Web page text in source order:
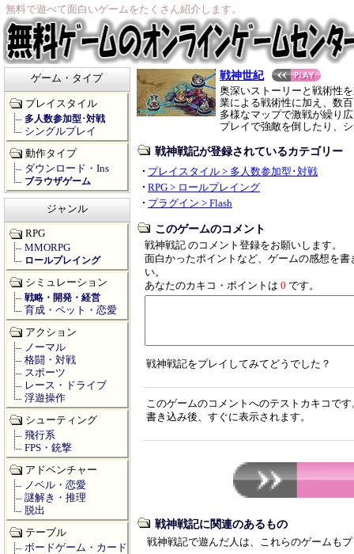
無料で遊べて面白いゲームをたくさん紹介します。
戦神世紀
奥深いストーリーと戦術性
業による戦術性に加え、数
多様なマップで激戦が繰り
プレイで強敵を倒したり、
戦神戦記が登録されているカテゴリー
プレイスタイル > 多人数参加型･対戦
RPG > ロールプレイング
プラグイン > Flash
このゲームのコメント
戦神戦記 のコメント登録をお願いします。
面白かったポイントなど、ゲームの感想を書
い。
あなたのカキコ・ポイントは 0 です。
戦神戦記をプレイしてみてどうでした？
このゲームのコメントへのテストカキコです
書き込み後、すぐに表示されます。
戦神戦記に関連のあるもの
戦神戦記で遊んだ人は、これらのゲームも
ゲーム・タイプ
プレイスタイル
多人数参加型･対戦
シングルプレイ
動作タイプ
ダウンロード・Ins
ブラウザゲーム
ジャンル
RPG
MMORPG
ロールプレイング
シミュレーション
戦略・開発・経営
育成・ペット・恋愛
アクション
ノーマル
格闘・対戦
スポーツ
レース・ドライブ
浮遊操作
シューティング
飛行系
FPS・銃撃
アドベンチャー
ノベル・恋愛
謎解き・推理
脱出
テーブル
ボードゲーム・カード